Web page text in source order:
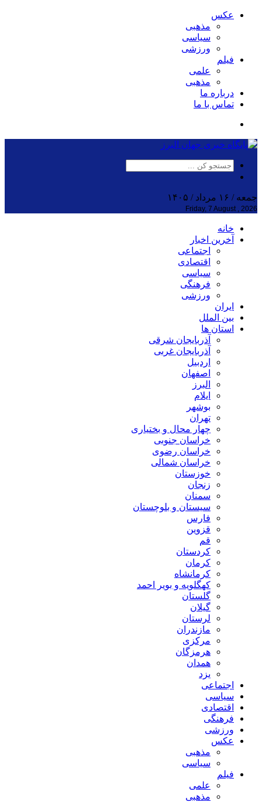
عکس
مذهبی
سیاسی
ورزشی
فیلم
علمی
مذهبی
درباره ما
تماس با ما
جمعه / ۱۶ مرداد / ۱۴۰۵
Friday, 7 August , 2026
خانه
آخرین اخبار
اجتماعی
اقتصادی
سیاسی
فرهنگی
ورزشی
ایران
بین الملل
استان ها
آذربایجان شرقی
آذربایجان غربی
اردبیل
اصفهان
البرز
ایلام
بوشهر
تهران
چهار محال و بختیاری
خراسان جنوبی
خراسان رضوی
خراسان شمالی
خوزستان
زنجان
سمنان
سیستان و بلوچستان
فارس
قزوین
قم
کردستان
کرمان
کرمانشاه
کهگلویه و بویر احمد
گلستان
گیلان
لرستان
مازندران
مرکزی
هرمزگان
همدان
یزد
اجتماعی
سیاسی
اقتصادی
فرهنگی
ورزشی
عکس
مذهبی
سیاسی
فیلم
علمی
مذهبی